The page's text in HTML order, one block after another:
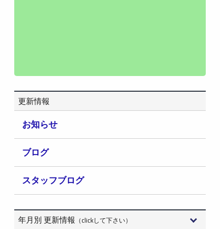
更新情報
お知らせ
ブログ
スタッフブログ
年月別 更新情報 （clickして下さい）